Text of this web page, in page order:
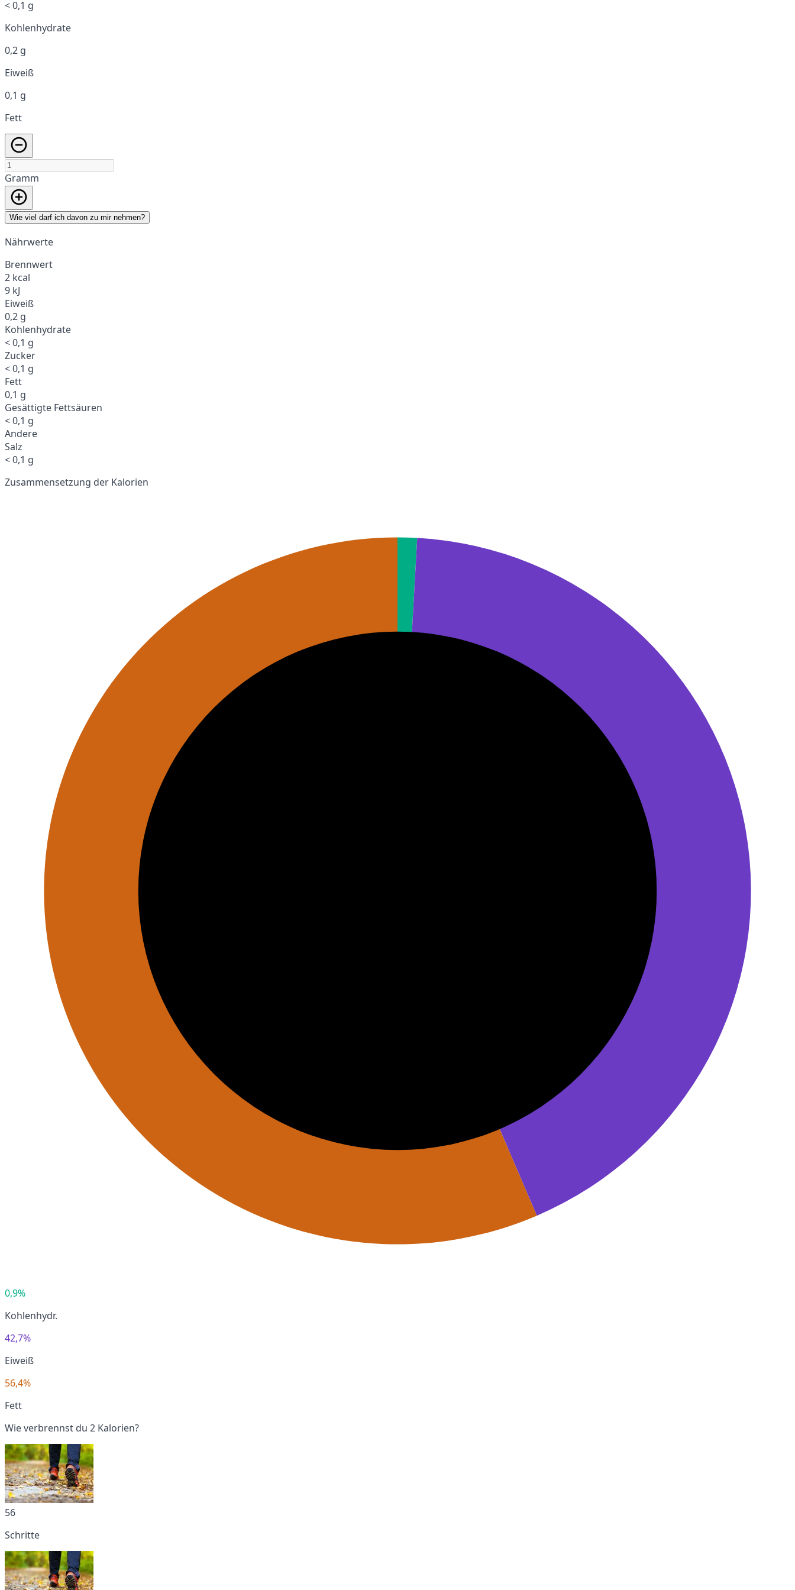
< 0,1 g
Kohlenhydrate
0,2 g
Eiweiß
0,1 g
Fett
Gramm
Wie viel darf ich davon zu mir nehmen?
Nährwerte
Brennwert
2 kcal
9 kJ
Eiweiß
0,2 g
Kohlenhydrate
< 0,1 g
Zucker
< 0,1 g
Fett
0,1 g
Gesättigte Fettsäuren
< 0,1 g
Andere
Salz
< 0,1 g
Zusammensetzung der Kalorien
0,9%
Kohlenhydr.
42,7%
Eiweiß
56,4%
Fett
Wie verbrennst du 2 Kalorien?
56
Schritte